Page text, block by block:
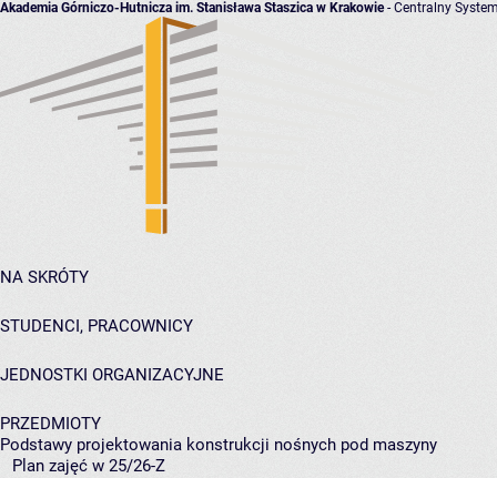
Akademia Górniczo-Hutnicza im. Stanisława Staszica w Krakowie- Centralny
NA SKRÓTY
STUDENCI, PRACOWNICY
JEDNOSTKI ORGANIZACYJNE
PRZEDMIOTY
Podstawy projektowania konstrukcji nośnych pod maszyny
Plan zajęć w 25/26-Z